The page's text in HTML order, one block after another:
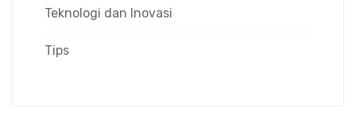
Teknologi dan Inovasi
Tips